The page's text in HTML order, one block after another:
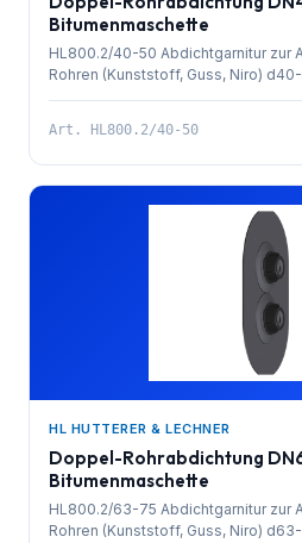
Bitumenmaschette
HL800.2/40-50 Abdichtgarnitur zur
Rohren (Kunststoff, Guss, Niro)
Mauerdurchführungen
Bitumenmanschette und stabiler
Leicht auf glatte Rohre
Bauweise auch an Gebäudeecken
(6m Wassersäule) - Abweichung
Art. HL800.2/40-50
HL HUTTERER & LECHNER
Doppel-Rohrabdichtung
Bitumenmaschette
HL800.2/63-75 Abdichtgarnitur zur
Rohren (Kunststoff, Guss, Niro)